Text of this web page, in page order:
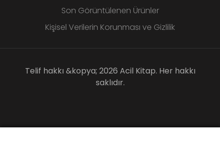
Son Görüntülenen Ürünler
Kişisel Verilerin Korunması ve Gizlilik
Telif hakkı &kopya; 2026 Acil Kitap. Her hakkı
saklıdır.